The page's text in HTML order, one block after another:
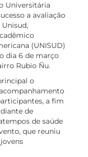
Universitária
a avaliação
(UNISUD)
dia 6 de março
Rubio Ñu.
o
a fim
de
de saúde
que reuniu